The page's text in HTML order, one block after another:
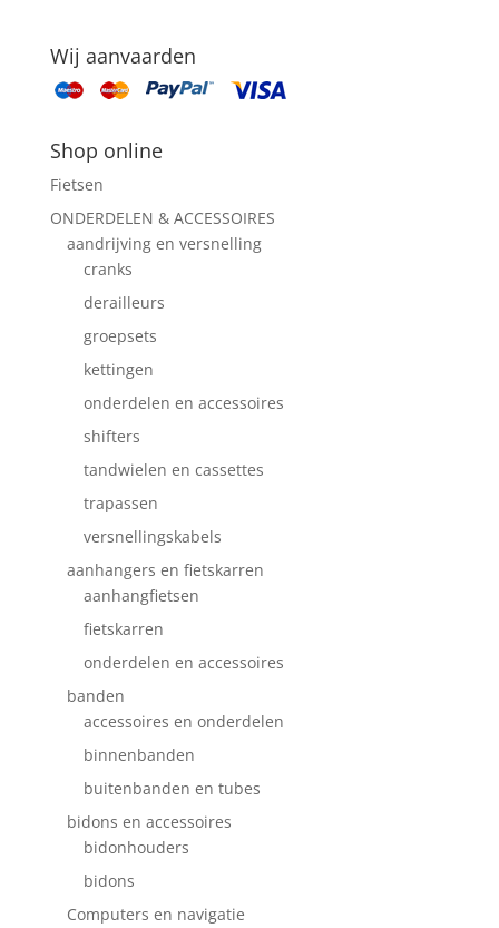
Wij aanvaarden
Shop online
Fietsen
ONDERDELEN & ACCESSOIRES
aandrijving en versnelling
cranks
derailleurs
groepsets
kettingen
onderdelen en accessoires
shifters
tandwielen en cassettes
trapassen
versnellingskabels
aanhangers en fietskarren
aanhangfietsen
fietskarren
onderdelen en accessoires
banden
accessoires en onderdelen
binnenbanden
buitenbanden en tubes
bidons en accessoires
bidonhouders
bidons
Computers en navigatie